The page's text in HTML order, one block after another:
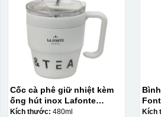
Cốc cà phê giữ nhiệt kèm
ống hút inox Lafonte
480ML – 012782
Kích thước: 480ml
Kích